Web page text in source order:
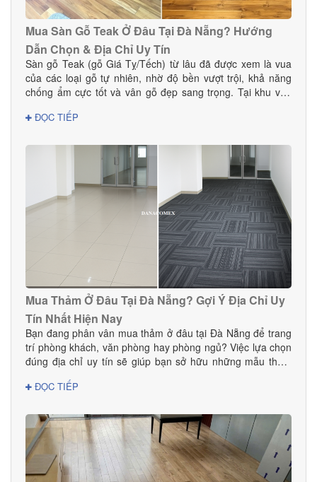
Mua Sàn Gỗ Teak Ở Đâu Tại Đà Nẵng? Hướng
Dẫn Chọn & Địa Chỉ Uy Tín
Sàn gỗ Teak (gỗ Giá Tỵ/Tếch) từ lâu đã được xem là vua
của các loại gỗ tự nhiên, nhờ độ bền vượt trội, khả năng
chống ẩm cực tốt và vân gỗ đẹp sang trọng. Tại khu vực
— sàn gỗ Teak là lựa chọn hoàn hảo cho cả nhà ở, biệt
Teak ở đâu tại Đà Nẵng để đảm bảo chất lượng thật, giá tốt
và dịch vụ thi công chuyên nghiệp? Hãy cùng Danacomex
ĐỌC TIẾP
Mua Thảm Ở Đâu Tại Đà Nẵng? Gợi Ý Địa Chỉ Uy
Tín Nhất Hiện Nay
Bạn đang phân vân mua thảm ở đâu tại Đà Nẵng để trang
trí phòng khách, văn phòng hay phòng ngủ? Việc lựa chọn
đúng địa chỉ uy tín sẽ giúp bạn sở hữu những mẫu thảm
Trong bài viết này, DANACOMEX giới thiệu đến bạn nơi
tại Đà Nẵng.
ĐỌC TIẾP